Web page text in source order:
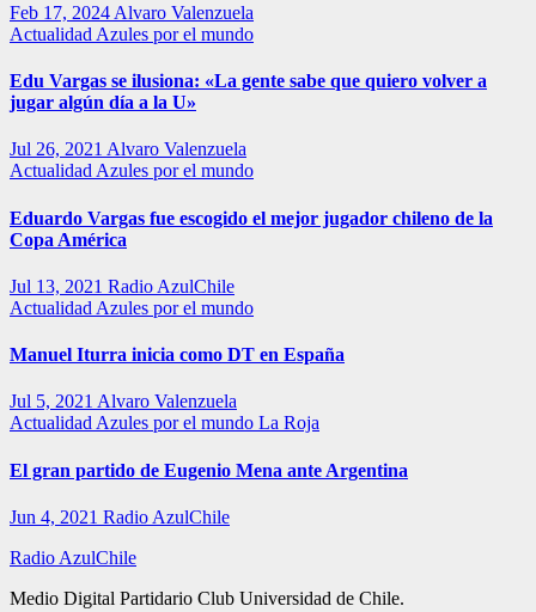
Feb 17, 2024 Alvaro Valenzuela
Actualidad Azules por el mundo
Edu Vargas se ilusiona: «La gente sabe que quiero volver a
jugar algún día a la U»
Jul 26, 2021 Alvaro Valenzuela
Actualidad Azules por el mundo
Eduardo Vargas fue escogido el mejor jugador chileno de la
Copa América
Jul 13, 2021 Radio AzulChile
Actualidad Azules por el mundo
Manuel Iturra inicia como DT en España
Jul 5, 2021 Alvaro Valenzuela
Actualidad Azules por el mundo La Roja
El gran partido de Eugenio Mena ante Argentina
Jun 4, 2021 Radio AzulChile
Radio AzulChile
Medio Digital Partidario Club Universidad de Chile.